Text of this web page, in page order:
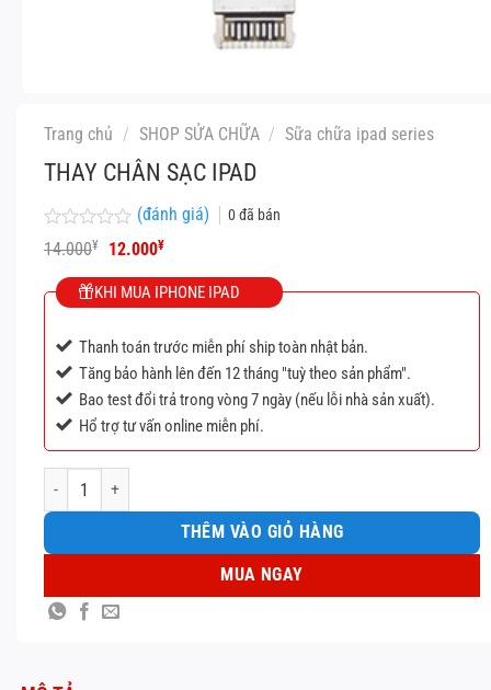
Trang chủ / SHOP SỬA CHỮA / Sữa chữa ipad series
THAY CHÂN SẠC IPAD
Được
xếp
hạng
0
(đánh giá) 0đã bán
14.000¥
Giá
là:
14.000¥.
12.000¥Giá
tại
là:
KHI MUA IPHONE IPAD
Thanh toán trước miễn phí ship toàn nhật bản.
Tăng bảo hành lên đến 12 tháng "tuỳ theo sản phẩm".
Bao test đổi trả trong vòng 7 ngày (nếu lỗi nhà sản xuất).
Hổ trợ tư vấn online miễn phí.
Thay chân sạc IPad số lượng
THÊM VÀO GIỎ HÀNG
MUA NGAY